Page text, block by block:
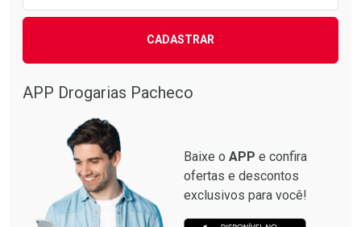
CADASTRAR
APP Drogarias Pacheco
Baixe o APP e confira
ofertas e descontos
exclusivos para você!